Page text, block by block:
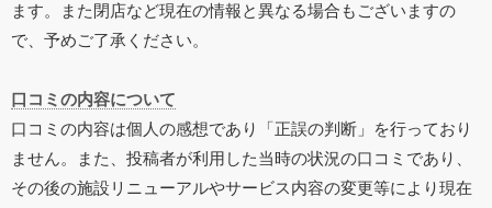
ます。また閉店など現在の情報と異なる場合もございますの
で、予めご了承ください。
口コミの内容について
口コミの内容は個人の感想であり「正誤の判断」を行っており
ません。また、投稿者が利用した当時の状況の口コミであり、
その後の施設リニューアルやサービス内容の変更等により現在